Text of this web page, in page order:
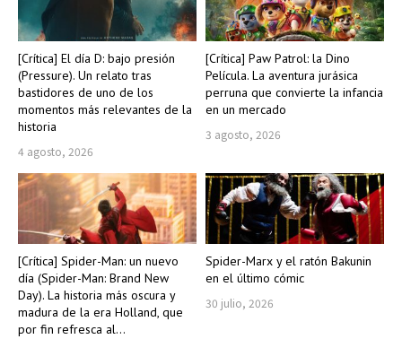
[Crítica] El día D: bajo presión
(Pressure). Un relato tras
bastidores de uno de los
momentos más relevantes de la
historia
4 agosto, 2026
[Crítica] Paw Patrol: la Dino
Película. La aventura jurásica
perruna que convierte la infancia
en un mercado
3 agosto, 2026
[Crítica] Spider-Man: un nuevo
día (Spider-Man: Brand New
Day). La historia más oscura y
madura de la era Holland, que
por fin refresca al...
Spider-Marx y el ratón Bakunin
en el último cómic
30 julio, 2026